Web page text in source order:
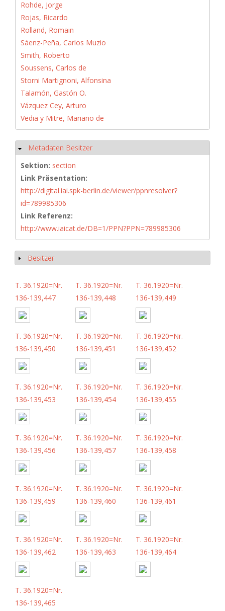
Rohde, Jorge
Rojas, Ricardo
Rolland, Romain
Sáenz-Peña, Carlos Muzio
Smith, Roberto
Soussens, Carlos de
Storni Martignoni, Alfonsina
Talamón, Gastón O.
Vázquez Cey, Arturo
Vedia y Mitre, Mariano de
Hide
Metadaten Besitzer
Sektion: section
Link Präsentation:
http://digital.iai.spk-berlin.de/viewer/ppnresolver?
id=789985306
Link Referenz:
http://www.iaicat.de/DB=1/PPN?PPN=789985306
Show
Besitzer
T. 36.1920=Nr.
136-139,447
T. 36.1920=Nr.
136-139,448
T. 36.1920=Nr.
136-139,449
T. 36.1920=Nr.
136-139,450
T. 36.1920=Nr.
136-139,451
T. 36.1920=Nr.
136-139,452
T. 36.1920=Nr.
136-139,453
T. 36.1920=Nr.
136-139,454
T. 36.1920=Nr.
136-139,455
T. 36.1920=Nr.
136-139,456
T. 36.1920=Nr.
136-139,457
T. 36.1920=Nr.
136-139,458
T. 36.1920=Nr.
136-139,459
T. 36.1920=Nr.
136-139,460
T. 36.1920=Nr.
136-139,461
T. 36.1920=Nr.
136-139,462
T. 36.1920=Nr.
136-139,463
T. 36.1920=Nr.
136-139,464
T. 36.1920=Nr.
136-139,465